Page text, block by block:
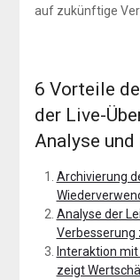
auf zukünftige
6 Vorteile
der Live-
Analyse und
Archivierung
Analyse der
Verbesserung
Interaktion
zeigt